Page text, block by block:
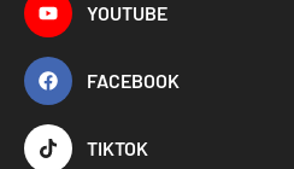
YOUTUBE
FACEBOOK
TIKTOK